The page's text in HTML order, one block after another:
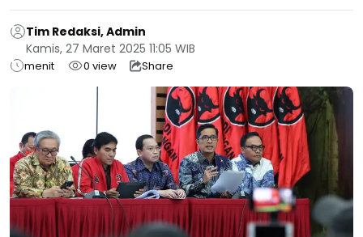
Tim Redaksi, Admin
Kamis, 27 Maret 2025 11:05 WIB
menit 0 view Share